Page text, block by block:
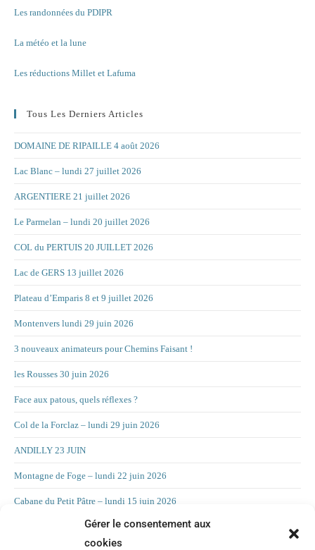
Gérer le consentement aux
cookies
Les randonnées du PDIPR
La météo et la lune
Les réductions Millet et Lafuma
Tous Les Derniers Articles
DOMAINE DE RIPAILLE 4 août 2026
Lac Blanc – lundi 27 juillet 2026
ARGENTIERE 21 juillet 2026
Le Parmelan – lundi 20 juillet 2026
COL du PERTUIS 20 JUILLET 2026
Lac de GERS 13 juillet 2026
Plateau d’Emparis 8 et 9 juillet 2026
Montenvers lundi 29 juin 2026
3 nouveaux animateurs pour Chemins Faisant !
les Rousses 30 juin 2026
Face aux patous, quels réflexes ?
Col de la Forclaz – lundi 29 juin 2026
ANDILLY 23 JUIN
Montagne de Foge – lundi 22 juin 2026
Cabane du Petit Pâtre – lundi 15 juin 2026
La Croix d’Allant – lundi 8 juin 2026